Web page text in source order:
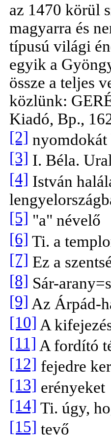
az 1470 körül
magyarra és
típusú világi
egyik a
össze a teljes
közlünk:
Kiadó, Bp.,
[2] nyomdokát
[3] I. Béla.
[4] István
[5] "a" névelő
[6] Ti. a
[7] Ez a
[8] Sár-
[9] Az Árpád-
[10] A
[11] A fordító
[12] fejedre
[13] erényeket
[14] Ti. úgy,
[15] tevő